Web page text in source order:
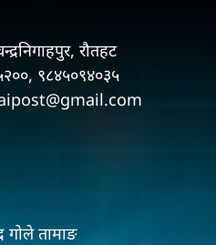
रौतहट
९८४५०९४०३५
गोले तामाङ